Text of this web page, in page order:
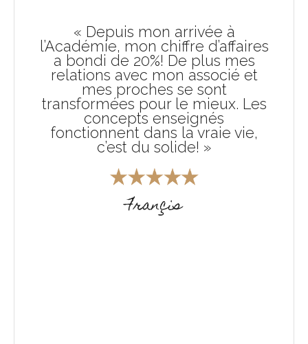
« Depuis mon arrivée à
l’Académie, mon chiffre d’affaires
a bondi de 20%! De plus mes
relations avec mon associé et
mes proches se sont
transformées pour le mieux. Les
concepts enseignés
fonctionnent dans la vraie vie,
c’est du solide! »
Françis